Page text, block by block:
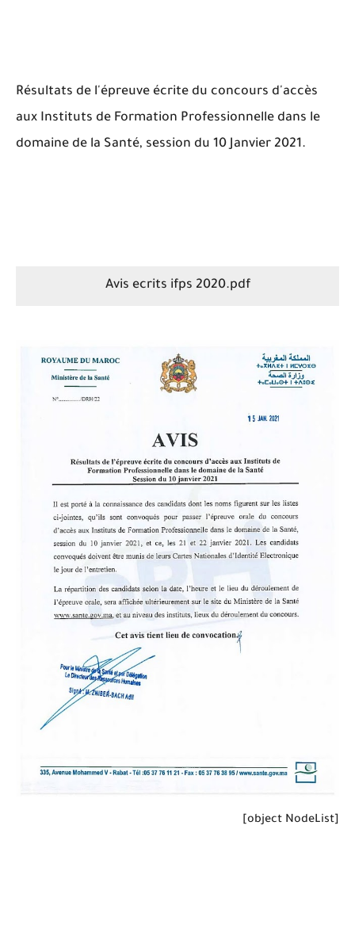
Résultats de l'épreuve écrite du concours d'accès
aux Instituts de Formation Professionnelle dans le
domaine de la Santé, session du 10 Janvier 2021.
​​Avis ecrits ifps 2020.pdf​
[object NodeList]